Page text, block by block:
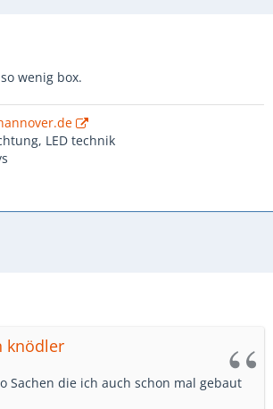
wenig box.
LED technik
knödler
Sachen die ich auch schon mal gebaut